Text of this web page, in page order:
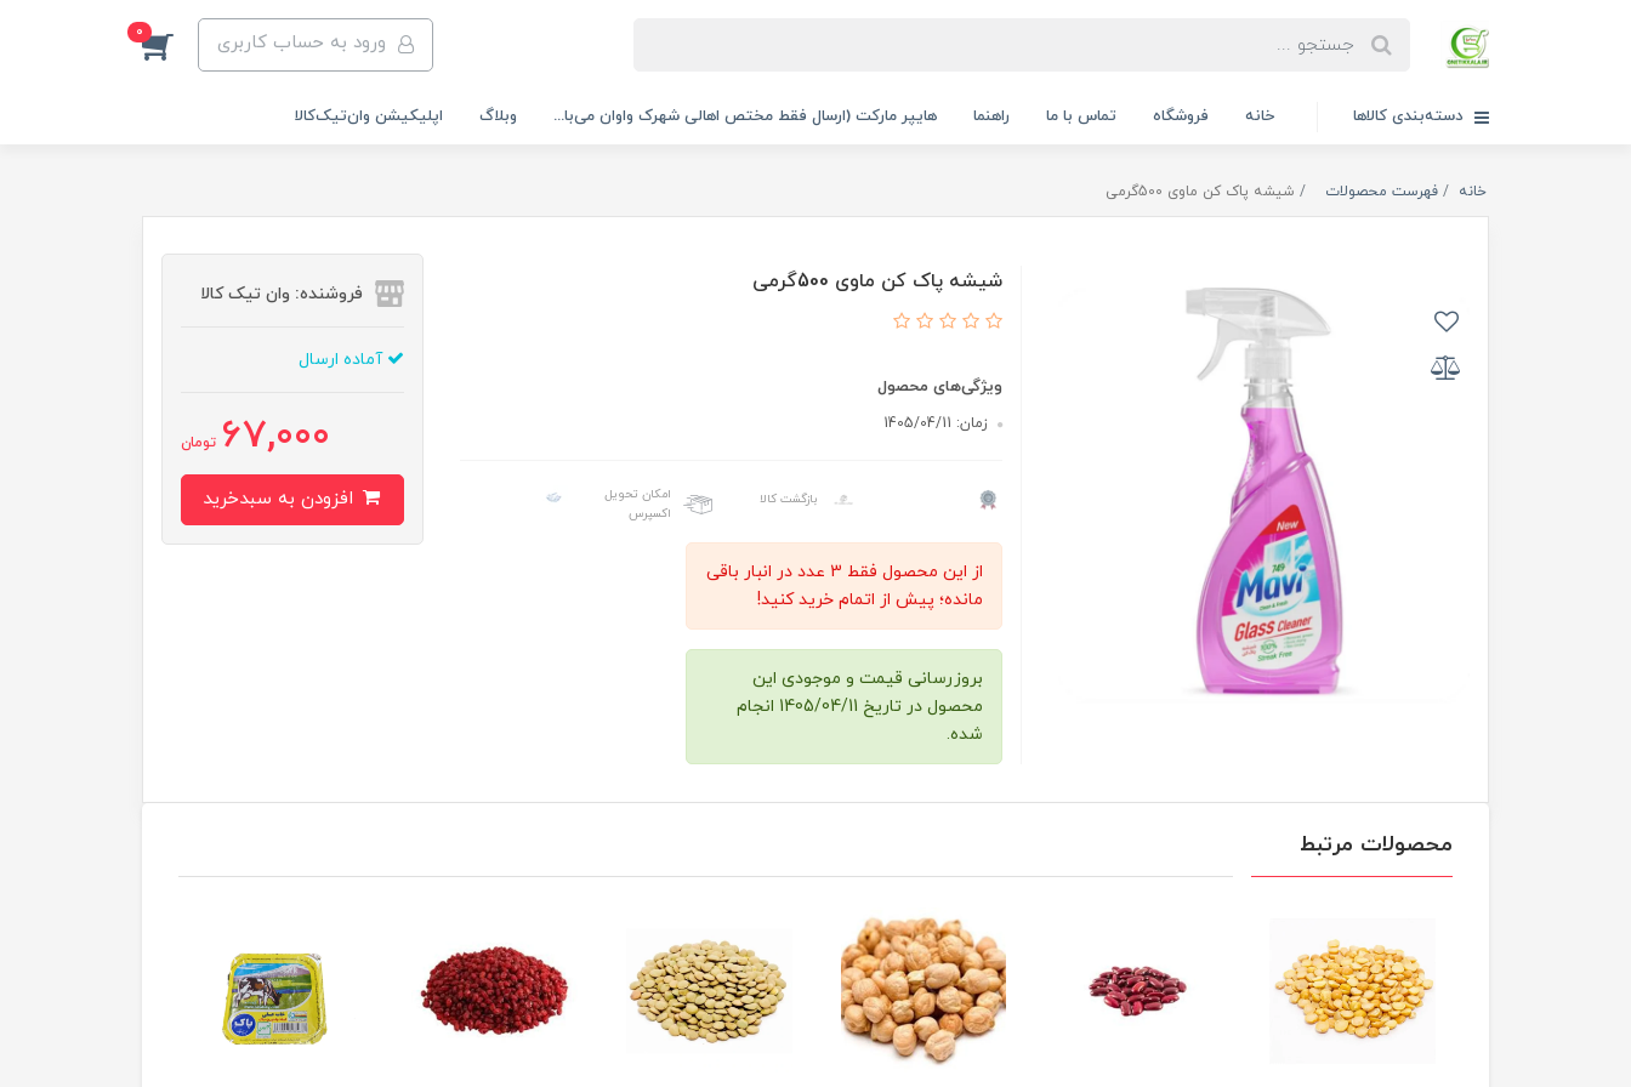
ورود به حساب کاربری 0
دسته‌بندی کالاها خانه فروشگاه تماس با ما راهنما هایپر مارکت (ارسال فقط مختص اهالی شهرک واوان می‌با... وبلاگ اپلیکیشن وان‌تیک‌کالا‌
خانه فهرست محصولات شیشه پاک کن ماوی 500گرمی
شیشه پاک کن ماوی 500گرمی
ویژگی‌های محصول
زمان: 1405/04/11
بازگشت کالا
امکان تحویل
اکسپرس
از این محصول فقط 3 عدد در انبار باقی
مانده؛ پیش از اتمام خرید کنید!
بروزرسانی قیمت و موجودی این
محصول در تاریخ 1405/04/11 انجام
شده.
فروشنده: وان تیک کالا
آماده ارسال
67,000 تومان
محصولات مرتبط